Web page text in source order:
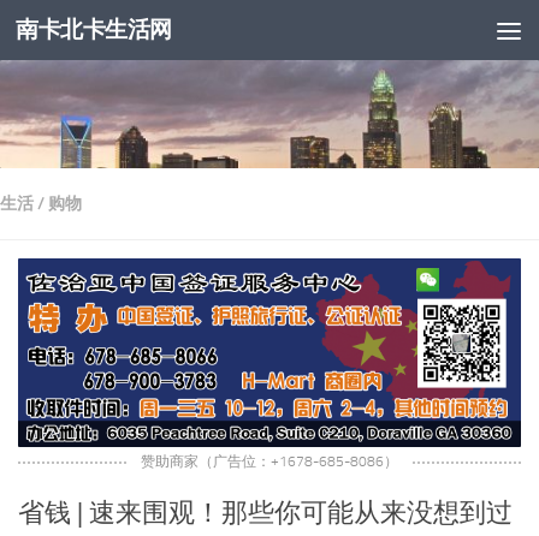
跳至内容
南卡北卡生活网
生活/购物
赞助商家（广告位：+1678-685-8086）
省钱 | 速来围观！那些你可能从来没想到过